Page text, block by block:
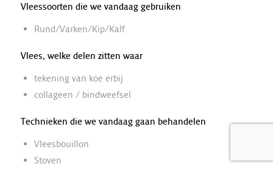
Vleessoorten die we vandaag gebruiken
Rund/Varken/Kip/Kalf
Vlees, welke delen zitten waar
tekening van koe erbij
collageen / bindweefsel
Technieken die we vandaag gaan behandelen
Vleesbouillon
Stoven